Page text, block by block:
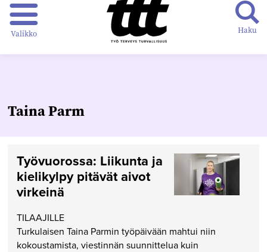
Valikko Haku
Taina Parm
Työvuorossa: Liikunta ja
kielikylpy pitävät aivot
virkeinä
TILAAJILLE
Turkulaisen Taina Parmin työpäivään mahtui niin
kokoustamista, viestinnän suunnittelua kuin